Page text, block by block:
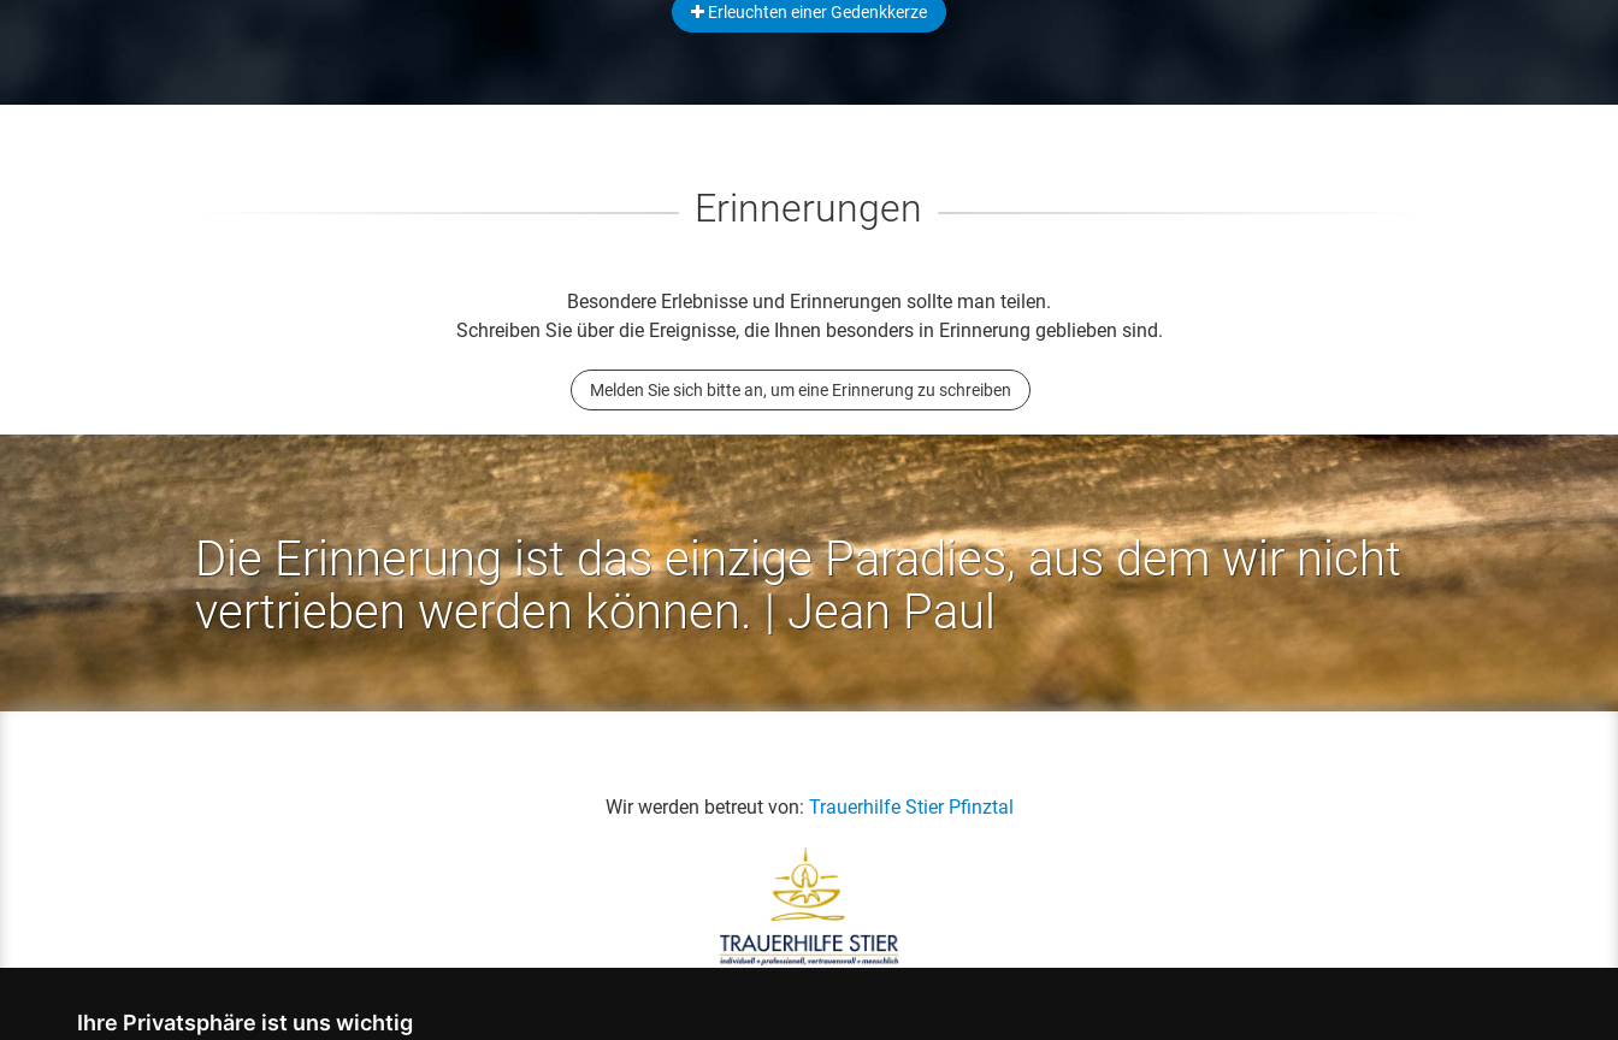
Ihre Privatsphäre ist uns wichtig
Erleuchten einer Gedenkkerze
Erinnerungen
Besondere Erlebnisse und Erinnerungen sollte man teilen.
Schreiben Sie über die Ereignisse, die Ihnen besonders in Erinnerung geblieben sind.
Melden Sie sich bitte an, um eine Erinnerung zu schreiben
Die Erinnerung ist das einzige Paradies, aus dem wir nicht
vertrieben werden können. | Jean Paul
Wir werden betreut von: Trauerhilfe Stier Pfinztal